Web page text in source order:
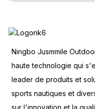
Ningbo Jusmmile
haute technologie qui
leader de produits et
sports nautiques et
sur l'innovation et la